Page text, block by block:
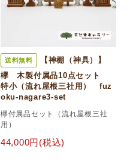
送料無料
【神棚（神具）】
欅 木製付属品10点セット
特小（流れ屋根三社用） fuz
oku-nagare3-set
欅付属品セット（流れ屋根三社
用）
44,000円(税込)